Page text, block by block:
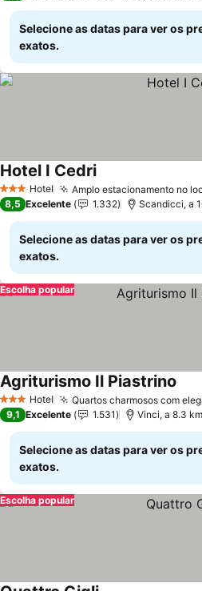
Selecione as datas para ver os
exatos.
3 EstrelasHotel Amplo estacionamento no
Hotel I Cedri
8,5 Excelente 1.332 Scandicci, a
Selecione as datas para ver os
exatos.
Escolha popular
3 EstrelasHotel Quartos charmosos com
Agriturismo Il Piastrino
9,1 Excelente 1.531 Vinci, a 8.3
Selecione as datas para ver os
exatos.
Escolha popular